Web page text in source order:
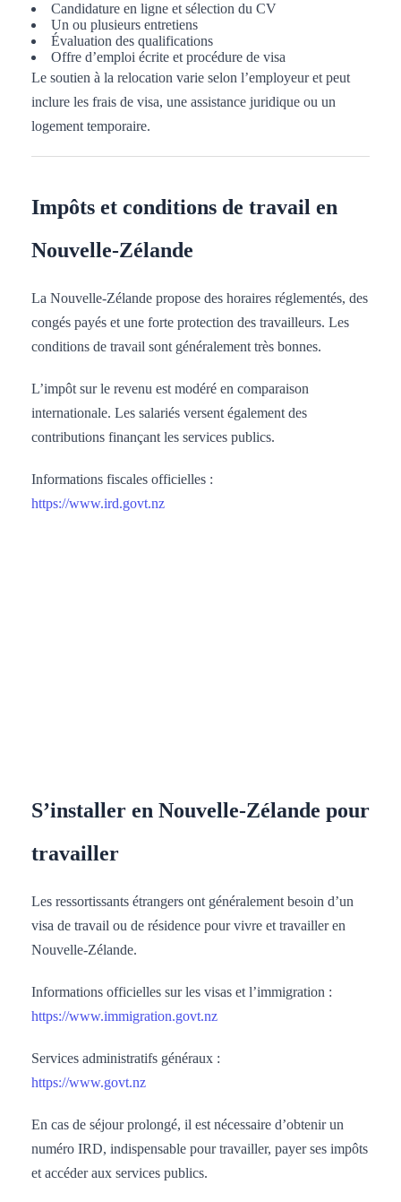
Candidature en ligne et sélection du CV
Un ou plusieurs entretiens
Évaluation des qualifications
Offre d’emploi écrite et procédure de visa
Le soutien à la relocation varie selon l’employeur et peut
inclure les frais de visa, une assistance juridique ou un
logement temporaire.
Impôts et conditions de travail en
Nouvelle-Zélande
La Nouvelle-Zélande propose des horaires réglementés, des
congés payés et une forte protection des travailleurs. Les
conditions de travail sont généralement très bonnes.
L’impôt sur le revenu est modéré en comparaison
internationale. Les salariés versent également des
contributions finançant les services publics.
Informations fiscales officielles :
https://www.ird.govt.nz
S’installer en Nouvelle-Zélande pour
travailler
Les ressortissants étrangers ont généralement besoin d’un
visa de travail ou de résidence pour vivre et travailler en
Nouvelle-Zélande.
Informations officielles sur les visas et l’immigration :
https://www.immigration.govt.nz
Services administratifs généraux :
https://www.govt.nz
En cas de séjour prolongé, il est nécessaire d’obtenir un
numéro IRD, indispensable pour travailler, payer ses impôts
et accéder aux services publics.